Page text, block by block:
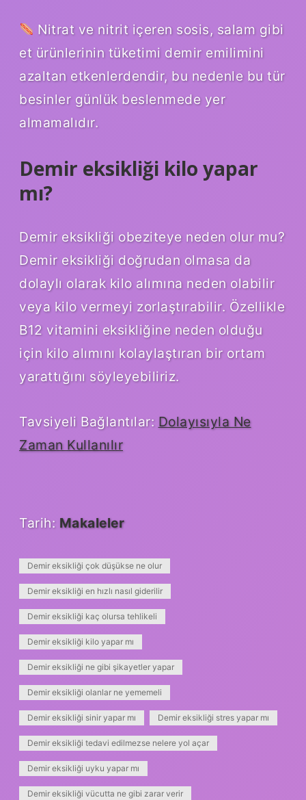
Nitrat ve nitrit içeren sosis, salam gibi
et ürünlerinin tüketimi demir emilimini
azaltan etkenlerdendir, bu nedenle bu tür
besinler günlük beslenmede yer
almamalıdır.
Demir eksikliği kilo yapar
mı?
Demir eksikliği obeziteye neden olur mu?
Demir eksikliği doğrudan olmasa da
dolaylı olarak kilo alımına neden olabilir
veya kilo vermeyi zorlaştırabilir. Özellikle
B12 vitamini eksikliğine neden olduğu
için kilo alımını kolaylaştıran bir ortam
yarattığını söyleyebiliriz.
Tavsiyeli Bağlantılar: Dolayısıyla Ne
Zaman Kullanılır
Tarih: Makaleler
Demir eksikliği çok düşükse ne olur
Demir eksikliği en hızlı nasıl giderilir
Demir eksikliği kaç olursa tehlikeli
Demir eksikliği kilo yapar mı
Demir eksikliği ne gibi şikayetler yapar
Demir eksikliği olanlar ne yememeli
Demir eksikliği sinir yapar mı Demir eksikliği stres yapar mı
Demir eksikliği tedavi edilmezse nelere yol açar
Demir eksikliği uyku yapar mı
Demir eksikliği vücutta ne gibi zarar verir